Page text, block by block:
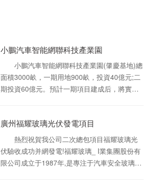
小鵬汽車智能網聯科技產業園
小鵬汽車智能網聯科技產業園(肇慶基地)總
面積3000畝，一期用地900畝，投資40億元;二
期投資60億元。預計一期項目建成后，將實現
數據平臺打造、汽車研發、零部件制造、供應
鏈合作、整車生產、試制試驗、國際業務、汽
車服務貿易等多種業務為一體。
廣州福耀玻璃光伏發電項目
熱烈祝賀我公司二次總包項目福耀玻璃光
伏驗收成功并網發電!福耀玻璃_ I業集團股份有
限公司成立于1987年,是專注于汽車安全玻璃和